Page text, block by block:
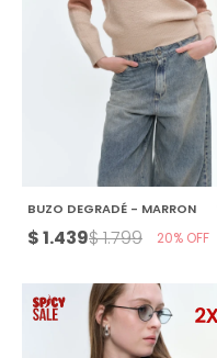
BUZO DEGRADÉ - MARRON
$1.439$1.799 20